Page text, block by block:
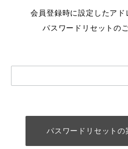
会員登録時に設定したアド
パスワードリセットの